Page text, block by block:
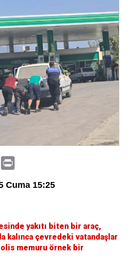
Print
Cuma 15:25
yakıtı biten bir araç,
kalınca çevredeki vatandaşlar
memuru örnek bir